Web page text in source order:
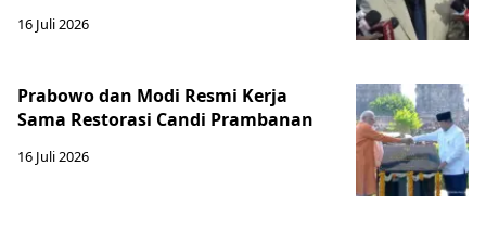
16 Juli 2026
Prabowo dan Modi Resmi Kerja
Sama Restorasi Candi Prambanan
16 Juli 2026